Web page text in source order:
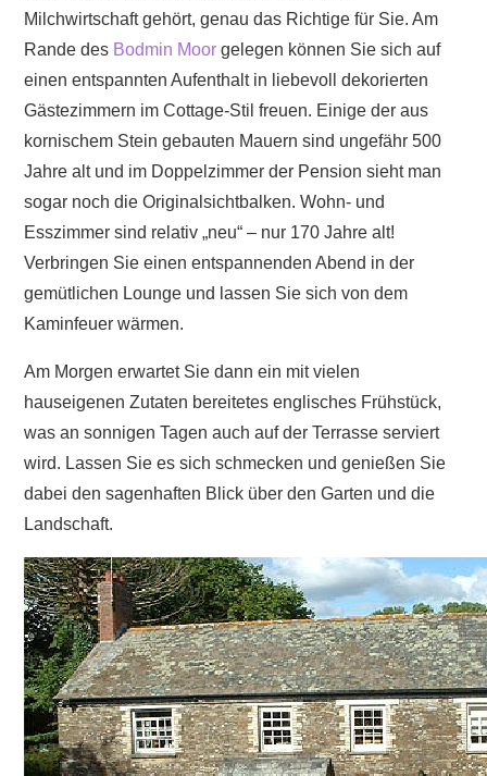
Milchwirtschaft gehört, genau das Richtige für Sie. Am
Rande des Bodmin Moor gelegen können Sie sich auf
einen entspannten Aufenthalt in liebevoll dekorierten
Gästezimmern im Cottage-Stil freuen. Einige der aus
kornischem Stein gebauten Mauern sind ungefähr 500
Jahre alt und im Doppelzimmer der Pension sieht man
sogar noch die Originalsichtbalken. Wohn- und
Esszimmer sind relativ „neu“ – nur 170 Jahre alt!
Verbringen Sie einen entspannenden Abend in der
gemütlichen Lounge und lassen Sie sich von dem
Kaminfeuer wärmen.
Am Morgen erwartet Sie dann ein mit vielen
hauseigenen Zutaten bereitetes englisches Frühstück,
was an sonnigen Tagen auch auf der Terrasse serviert
wird. Lassen Sie es sich schmecken und genießen Sie
dabei den sagenhaften Blick über den Garten und die
Landschaft.